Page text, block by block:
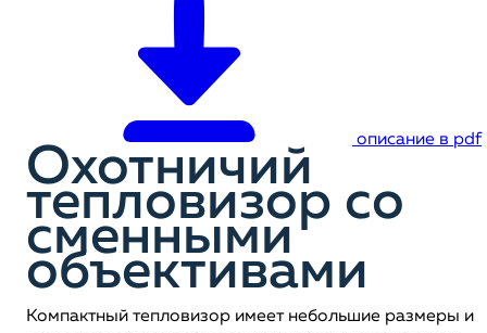
описание в pdf
Охотничий
тепловизор со
сменными
объективами
Компактный тепловизор имеет небольшие размеры и